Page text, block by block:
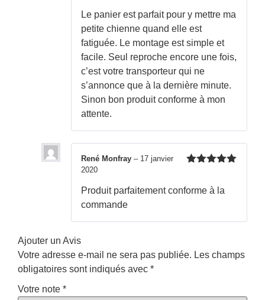
sur 5
Le panier est parfait pour y mettre ma
petite chienne quand elle est
fatiguée. Le montage est simple et
facile. Seul reproche encore une fois,
c’est votre transporteur qui ne
s’annonce que à la dernière minute.
Sinon bon produit conforme à mon
attente.
René Monfray – 17 janvier
2020
Produit parfaitement conforme à la
commande
Ajouter un Avis
Votre adresse e-mail ne sera pas publiée. Les champs
obligatoires sont indiqués avec *
Votre note *